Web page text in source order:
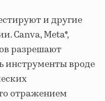
и другие
Canva, Meta*,
разрешают
инструменты вроде
отражением